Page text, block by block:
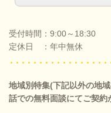
受付時間：9:00～18:30
定休日 ：年中無休
地域別特集(下記以外の地
話での無料面談にてご契約